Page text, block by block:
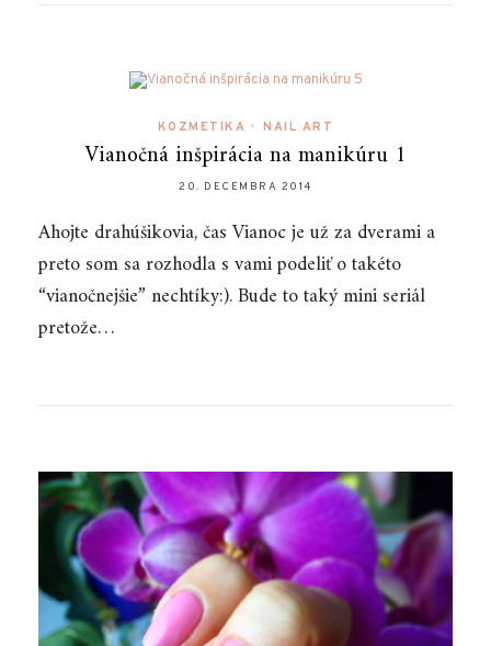
KOZMETIKA • NAIL ART
Vianočná inšpirácia na manikúru 1
20. DECEMBRA 2014
Ahojte drahúšikovia, čas Vianoc je už za dverami a
preto som sa rozhodla s vami podeliť o takéto
“vianočnejšie” nechtíky:). Bude to taký mini seriál
pretože…